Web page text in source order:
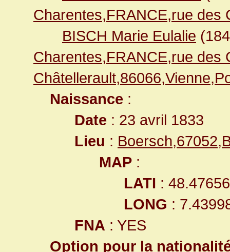
Charentes,FRANCE,rue des
BISCH Marie Eulalie
Charentes,FRANCE,rue des
Naissance :
Date : 23 avril 1833
Lieu :
MAP :
LATI :
LONG :
FNA : YES
Option pour la